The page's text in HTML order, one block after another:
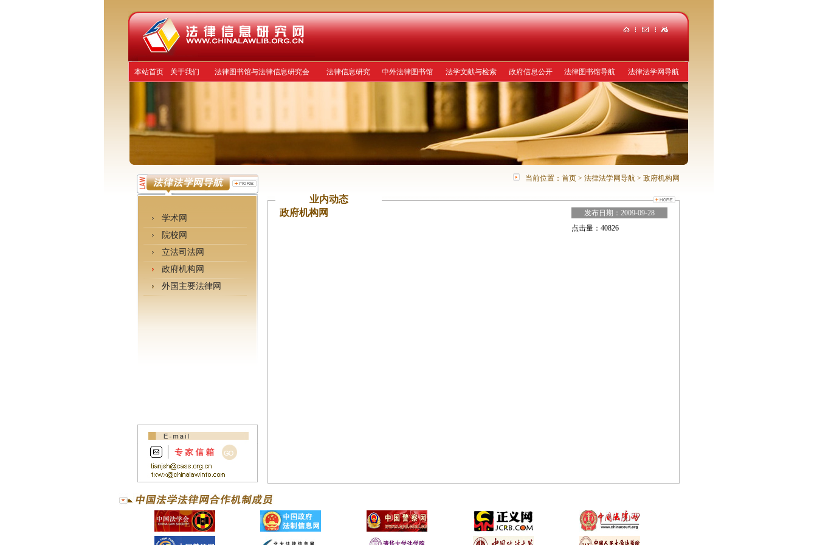
本站首页 关于我们 法律图书馆与法律信息研究会 法律信息研究 中外法律图书馆 法学文献与检索 政府信息公开 法律图书馆导航 法律法学网导航
学术网
院校网
立法司法网
政府机构网
外国主要法律网
当前位置： 首页 > 法律法学网导航 > 政府机构网
业内动态
政府机构网
发布日期： 2009-09-28
点击量： 40826